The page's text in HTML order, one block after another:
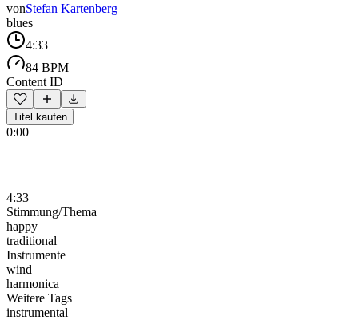
vonStefan Kartenberg
blues
4:33
84 BPM
Content ID
Titel kaufen
0:00
4:33
Stimmung/Thema
happy
traditional
Instrumente
wind
harmonica
Weitere Tags
instrumental